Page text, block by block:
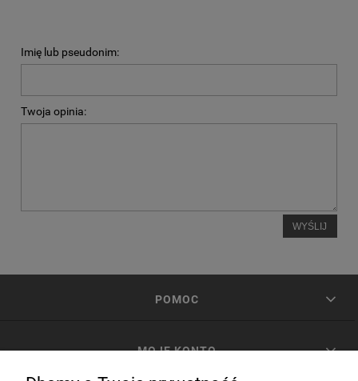
Imię lub pseudonim:
Twoja opinia:
WYŚLIJ
POMOC
MOJE KONTO